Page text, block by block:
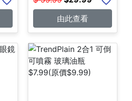
由此查看